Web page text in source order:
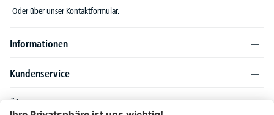
Oder über unser Kontaktformular.
Informationen
Kundenservice
Über DELTA-V